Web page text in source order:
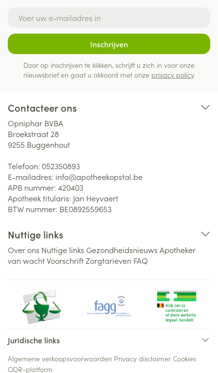
Inschrijven
Door op inschrijven te klikken, schrijft u zich in voor onze
nieuwsbrief en gaat u akkoord met onze privacy policy.
Contacteer ons
Opniphar BVBA
Broekstraat 28
9255 Buggenhout
Telefoon: 052350893
E-mailadres: info@apotheekopstal.be
APB nummer: 420403
Apotheek titularis: Jan Heyvaert
BTW nummer: BE0892559653
Nuttige links
Over ons Nuttige links Gezondheidsnieuws Apotheker
van wachtVoorschriftZorgtarieven FAQ
Juridische links
Algemene verkoopsvoorwaarden Privacy disclaimer Cookies
ODR-platform